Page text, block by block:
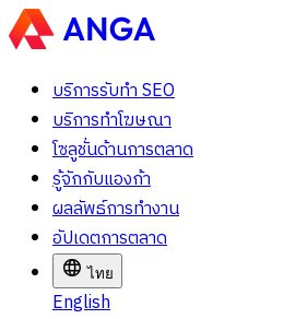
บริการรับทำ SEO
บริการทำโฆษณา
โซลูชั่นด้านการตลาด
รู้จักกับแองก้า
ผลลัพธ์การทำงาน
อัปเดตการตลาด
ไทย
English